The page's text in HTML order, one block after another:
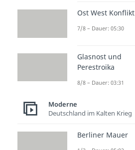
Ost West Konflikt
7/8 – Dauer: 05:30
Glasnost und
Perestroika
8/8 – Dauer: 03:31
Moderne
Deutschland im Kalten Krieg
Berliner Mauer